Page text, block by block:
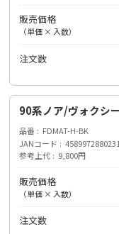
販売価格
（単価 × 入数）
注文数
90系ノア/ヴォクシ
品番
FDMAT-H-BK
JANコード
4589972880231
参考上代
9,800円
販売価格
（単価 × 入数）
注文数